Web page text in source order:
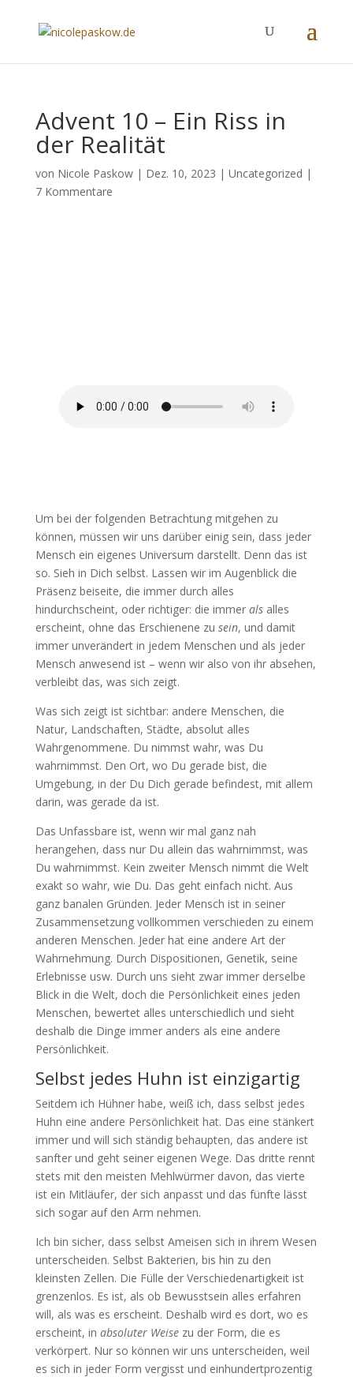
Advent 10 – Ein Riss in
der Realität
von Nicole Paskow| Dez. 10, 2023 | Uncategorized |
7 Kommentare
Um bei der folgenden Betrachtung mitgehen zu
können, müssen wir uns darüber einig sein, dass jeder
Mensch ein eigenes Universum darstellt. Denn das ist
so. Sieh in Dich selbst. Lassen wir im Augenblick die
Präsenz beiseite, die immer durch alles
hindurchscheint, oder richtiger: die immer als alles
erscheint, ohne das Erschienene zu sein, und damit
immer unverändert in jedem Menschen und als jeder
Mensch anwesend ist – wenn wir also von ihr absehen,
verbleibt das, was sich zeigt.
Was sich zeigt ist sichtbar: andere Menschen, die
Natur, Landschaften, Städte, absolut alles
Wahrgenommene. Du nimmst wahr, was Du
wahrnimmst. Den Ort, wo Du gerade bist, die
Umgebung, in der Du Dich gerade befindest, mit allem
darin, was gerade da ist.
Das Unfassbare ist, wenn wir mal ganz nah
herangehen, dass nur Du allein das wahrnimmst, was
Du wahrnimmst. Kein zweiter Mensch nimmt die Welt
exakt so wahr, wie Du. Das geht einfach nicht. Aus
ganz banalen Gründen. Jeder Mensch ist in seiner
Zusammensetzung vollkommen verschieden zu einem
anderen Menschen. Jeder hat eine andere Art der
Wahrnehmung. Durch Dispositionen, Genetik, seine
Erlebnisse usw. Durch uns sieht zwar immer derselbe
Blick in die Welt, doch die Persönlichkeit eines jeden
Menschen, bewertet alles unterschiedlich und sieht
deshalb die Dinge immer anders als eine andere
Persönlichkeit.
Selbst jedes Huhn ist einzigartig
Seitdem ich Hühner habe, weiß ich, dass selbst jedes
Huhn eine andere Persönlichkeit hat. Das eine stänkert
immer und will sich ständig behaupten, das andere ist
sanfter und geht seiner eigenen Wege. Das dritte rennt
stets mit den meisten Mehlwürmer davon, das vierte
ist ein Mitläufer, der sich anpasst und das fünfte lässt
sich sogar auf den Arm nehmen.
Ich bin sicher, dass selbst Ameisen sich in ihrem Wesen
unterscheiden. Selbst Bakterien, bis hin zu den
kleinsten Zellen. Die Fülle der Verschiedenartigkeit ist
grenzenlos. Es ist, als ob Bewusstsein alles erfahren
will, als was es erscheint. Deshalb wird es dort, wo es
erscheint, in absoluter Weisezu der Form, die es
verkörpert. Nur so können wir uns unterscheiden, weil
es sich in jeder Form vergisst und einhundertprozentig